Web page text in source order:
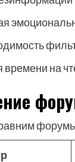
времени на